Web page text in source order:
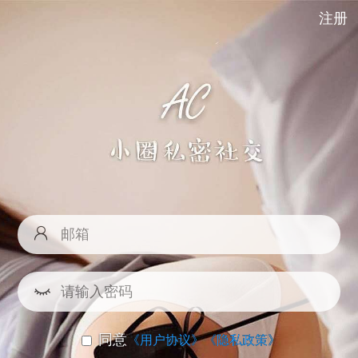
注册
同意《用户协议》《隐私政策》